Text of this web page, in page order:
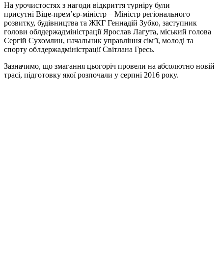
На урочистостях з нагоди відкриття турніру були
присутні Віце-прем’єр-міністр – Міністр регіонального
розвитку, будівництва та ЖКГ Геннадій Зубко, заступник
голови облдержадміністрації Ярослав Лагута, міський голова
Сергій Сухомлин, начальник управління сім’ї, молоді та
спорту облдержадміністрації Світлана Гресь.
Зазначимо, що змагання цьогоріч провели на абсолютно новій
трасі, підготовку якої розпочали у серпні 2016 року.